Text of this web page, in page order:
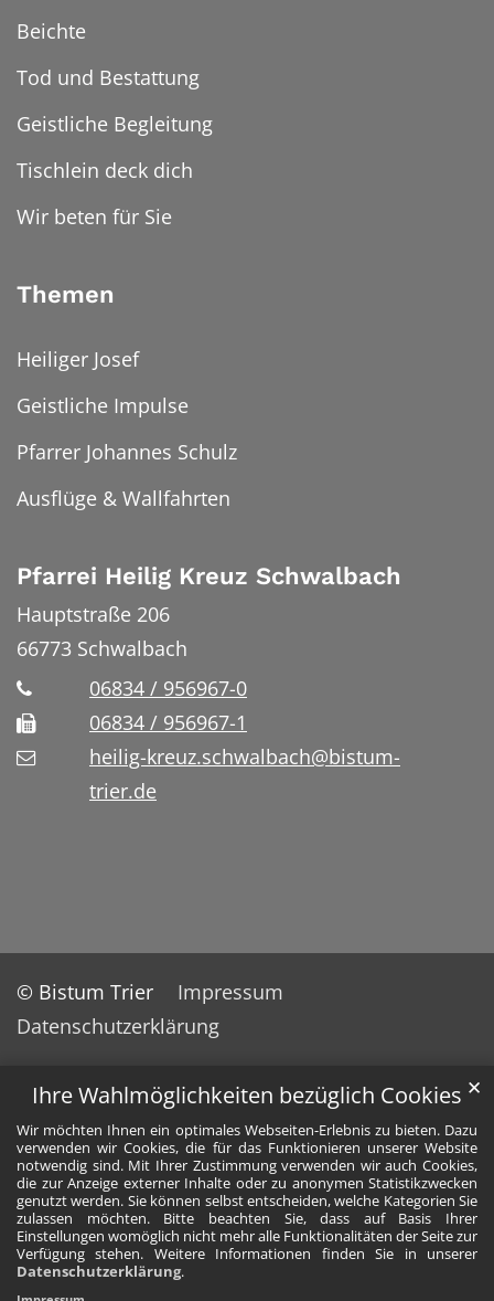
Ihre Wahlmöglichkeiten bezüglich Cookies
Wir möchten Ihnen ein optimales Webseiten-Erlebnis zu bieten. Dazu
verwenden wir Cookies, die für das Funktionieren unserer Website
notwendig sind. Mit Ihrer Zustimmung verwenden wir auch Cookies,
die zur Anzeige externer Inhalte oder zu anonymen Statistikzwecken
genutzt werden. Sie können selbst entscheiden, welche Kategorien Sie
zulassen möchten. Bitte beachten Sie, dass auf Basis Ihrer
Einstellungen womöglich nicht mehr alle Funktionalitäten der Seite zur
Verfügung stehen. Weitere Informationen finden Sie in unserer
Datenschutzerklärung.
✕
Beichte
Tod und Bestattung
Geistliche Begleitung
Tischlein deck dich
Wir beten für Sie
Themen
Heiliger Josef
Geistliche Impulse
Pfarrer Johannes Schulz
Ausflüge & Wallfahrten
Pfarrei Heilig Kreuz Schwalbach
Hauptstraße 206
66773 Schwalbach
06834 / 956967-0
06834 / 956967-1
heilig-kreuz.schwalbach@bistum-
trier.de
© Bistum Trier
Impressum
Datenschutzerklärung